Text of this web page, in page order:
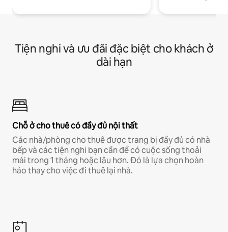
Tiện nghi và ưu đãi đặc biệt cho khách ở
dài hạn
Chỗ ở cho thuê có đầy đủ nội thất
Các nhà/phòng cho thuê được trang bị đầy đủ có nhà
bếp và các tiện nghi bạn cần để có cuộc sống thoải
mái trong 1 tháng hoặc lâu hơn. Đó là lựa chọn hoàn
hảo thay cho việc đi thuê lại nhà.